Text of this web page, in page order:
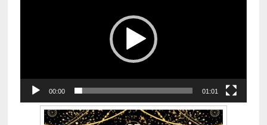
00:00 01:01